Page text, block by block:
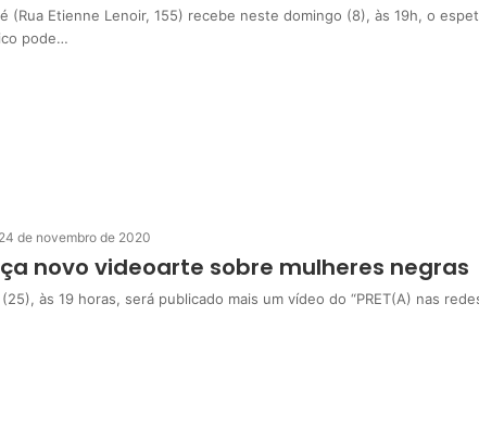
(Rua Etienne Lenoir, 155) recebe neste domingo (8), às 19h, o
pode…
24 de novembro de 2020
novo videoarte sobre mulheres negras
às 19 horas, será publicado mais um vídeo do “PRET(A) nas